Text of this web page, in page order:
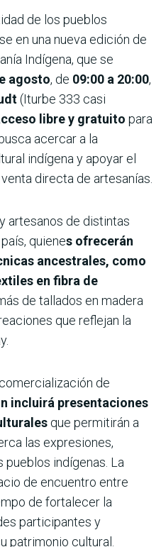
de los pueblos
en una nueva edición de
Indígena, que se
agosto, de 09:00 a 20:00,
(Iturbe 333 casi
libre y gratuito para
acercar a la
indígena y apoyar el
directa de artesanías.
artesanos de distintas
quienes ofrecerán
ancestrales, como
en fibra de
de tallados en madera
que reflejan la
de
incluirá presentaciones
que permitirán a
las expresiones,
indígenas. La
de encuentro entre
de fortalecer la
participantes y
patrimonio cultural.